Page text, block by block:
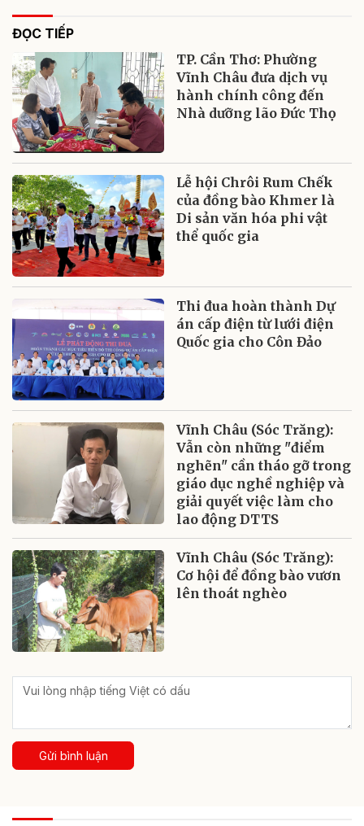
ĐỌC TIẾP
TP. Cần Thơ: Phường
Vĩnh Châu đưa dịch vụ
hành chính công đến
Nhà dưỡng lão Đức Thọ
Lễ hội Chrôi Rum Chếk
của đồng bào Khmer là
Di sản văn hóa phi vật
thể quốc gia
Thi đua hoàn thành Dự
án cấp điện từ lưới điện
Quốc gia cho Côn Đảo
Vĩnh Châu (Sóc Trăng):
Vẫn còn những "điểm
nghẽn" cần tháo gỡ trong
giáo dục nghề nghiệp và
giải quyết việc làm cho
lao động DTTS
Vĩnh Châu (Sóc Trăng):
Cơ hội để đồng bào vươn
lên thoát nghèo
Gửi bình luận